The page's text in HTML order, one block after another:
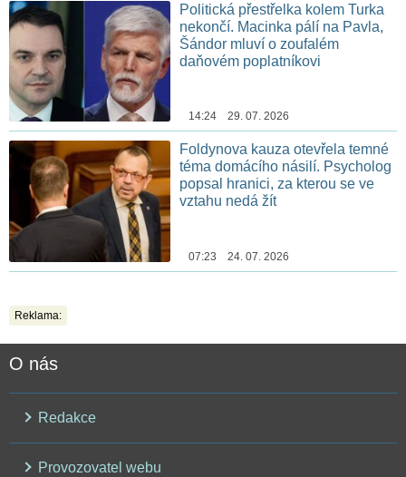
Politická přestřelka kolem Turka
nekončí. Macinka pálí na Pavla,
Šándor mluví o zoufalém
daňovém poplatníkovi
14:24 29. 07. 2026
Foldynova kauza otevřela temné
téma domácího násilí. Psycholog
popsal hranici, za kterou se ve
vztahu nedá žít
07:23 24. 07. 2026
Reklama:
O nás
Redakce
Provozovatel webu